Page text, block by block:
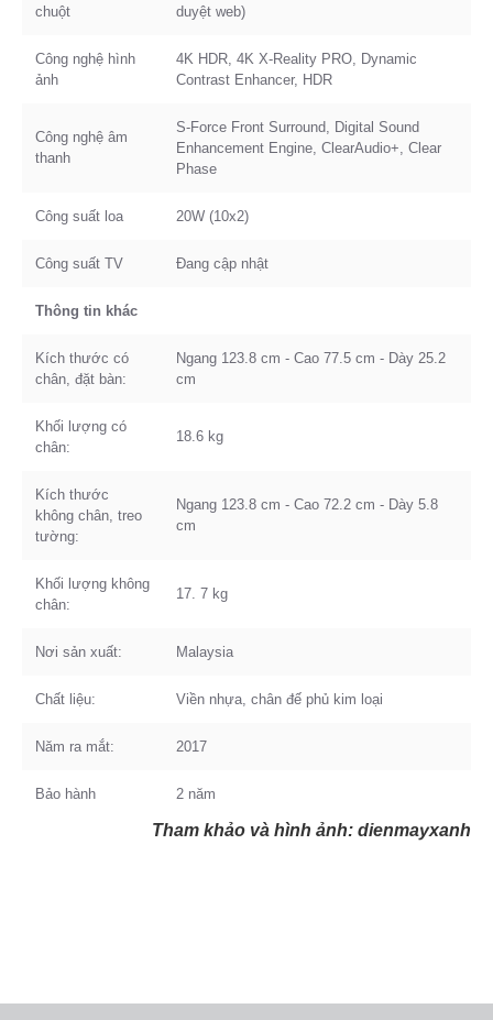
chuột
duyệt web)
Công nghệ hình
ảnh
4K HDR, 4K X-Reality PRO, Dynamic
Contrast Enhancer, HDR
Công nghệ âm
thanh
S-Force Front Surround, Digital Sound
Enhancement Engine, ClearAudio+, Clear
Phase
Công suất loa 20W (10x2)
Công suất TV Đang cập nhật
Thông tin khác
Kích thước có
chân, đặt bàn:
Ngang 123.8 cm - Cao 77.5 cm - Dày 25.2
cm
Khối lượng có
chân:
18.6 kg
Kích thước
không chân, treo
tường:
Ngang 123.8 cm - Cao 72.2 cm - Dày 5.8
cm
Khối lượng không
chân:
17. 7 kg
Nơi sản xuất: Malaysia
Chất liệu: Viền nhựa, chân đế phủ kim loại
Năm ra mắt: 2017
Bảo hành 2 năm
Tham khảo và hình ảnh: dienmayxanh